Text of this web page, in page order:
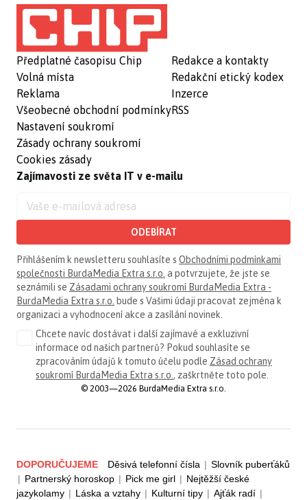
Předplatné časopisu Chip
Volná místa
Reklama
Všeobecné obchodní podmínky
Nastavení soukromí
Zásady ochrany soukromí
Cookies zásady
Redakce a kontakty
Redakční etický kodex
Inzerce
RSS
Zajímavosti ze světa IT v e-mailu
ODEBÍRAT
Přihlášením k newsletteru souhlasíte s Obchodními podmínkami
společnosti BurdaMedia Extra s.r.o. a potvrzujete, že jste se
seznámili se Zásadami ochrany soukromí BurdaMedia Extra -
BurdaMedia Extra s.r.o. bude s Vašimi údaji pracovat zejména k
organizaci a vyhodnocení akce a zasílání novinek.
Chcete navíc dostávat i další zajímavé a exkluzivní
informace od našich partnerů? Pokud souhlasíte se
zpracováním údajů k tomuto účelu podle Zásad ochrany
soukromí BurdaMedia Extra s.r.o. , zaškrtněte toto pole.
© 2003—2026 BurdaMedia Extra s.r.o.
DOPORUČUJEME Děsivá telefonní čísla | Slovník puberťáků
| Partnerský horoskop | Pick me girl | Nejtěžší české
jazykolamy | Láska a vztahy | Kulturní tipy | Ajťák radí |